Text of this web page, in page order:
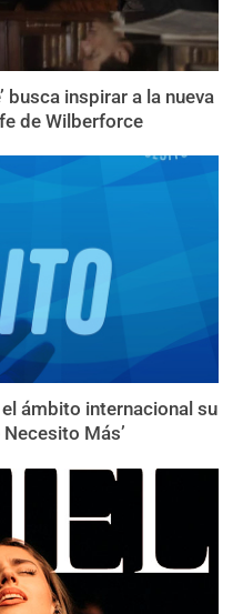
busca inspirar a la nueva
de Wilberforce
ámbito internacional su
Necesito Más’